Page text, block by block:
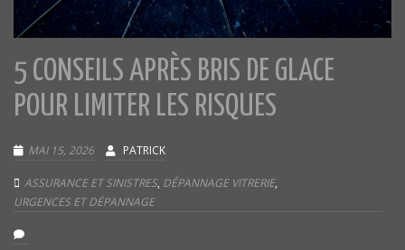
5 CONSEILS APRÈS BRIS DE GLACE
POUR LIMITER LES RISQUES
MAI 15, 2026 PATRICK
ASSURANCE ET SINISTRES, DÉPANNAGE VITRERIE,
URGENCES ET DÉPANNAGE